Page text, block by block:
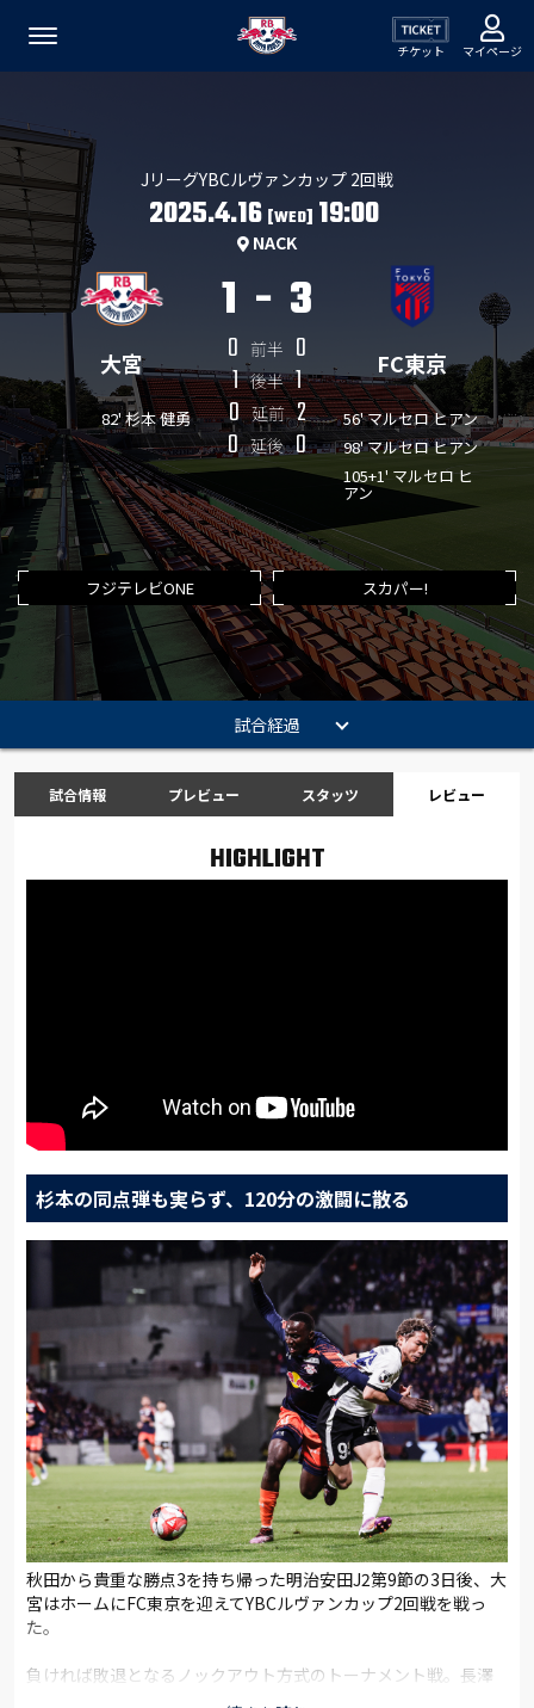
チケット マイページ
JリーグYBCルヴァンカップ 2回戦
2025.4.16 [WED] 19:00
NACK
大宮
82' 杉本 健勇
1 - 3
0 前半 0
1 後半 1
0 延前 2
0 延後 0
FC東京
56' マルセロ ヒアン
98' マルセロ ヒアン
105+1' マルセロ ヒ
アン
フジテレビONE スカパー!
試合経過
試合情報 プレビュー スタッツ レビュー
HIGHLIGHT
杉本の同点弾も実らず、120分の激闘に散る
秋田から貴重な勝点3を持ち帰った明治安田J2第9節の3日後、大
宮はホームにFC東京を迎えてYBCルヴァンカップ2回戦を戦っ
た。
負ければ敗退となるノックアウト方式のトーナメント戦。長澤